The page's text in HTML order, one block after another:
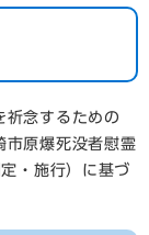
祈念するための
市原爆死没者慰霊
・施行）に基づ